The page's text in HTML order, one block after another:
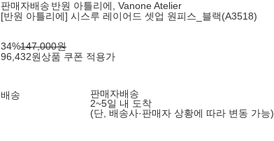
판매자배송 반원 아틀리에, Vanone Atelier
[반원 아틀리에] 시스루 레이어드 셋업 원피스_블랙(A3518)
34%147,000원
96,432원상품 쿠폰 적용가
배송
판매자배송
2~5일 내 도착
(단, 배송사·판매자 상황에 따라 변동 가능)